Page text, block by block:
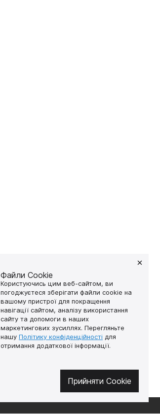
Файли Cookie
Користуючись цим веб-сайтом, ви
погоджуєтеся зберігати файли cookie на
вашому пристрої для покращення
навігації сайтом, аналізу використання
сайту та допомоги в наших
маркетингових зусиллях. Перегляньте
нашу Політику конфіденційності для
отримання додаткової інформації.
Прийняти Cookie